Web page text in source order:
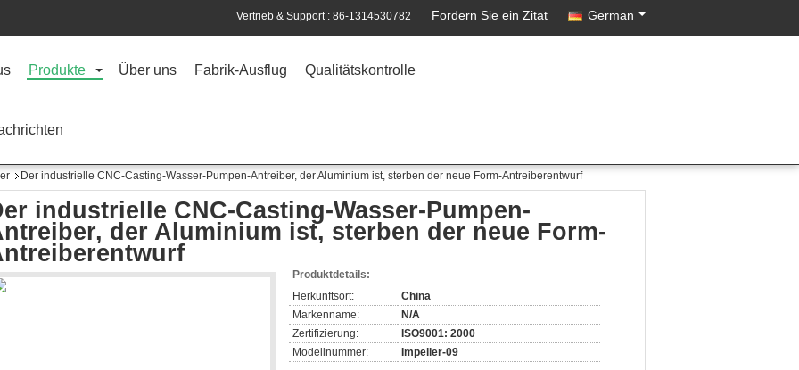
Vertrieb & Support : 86-1314530782 Fordern Sie ein Zitat German
Produkte Über uns Fabrik-Ausflug Qualitätskontrolle
Der industrielle CNC-Casting-Wasser-Pumpen-Antreiber, der Aluminium ist, sterben der neue Form-Antreiberentwurf
industrielle CNC-Casting-Wasser-Pumpen-
der Aluminium ist, sterben der neue Form-
Produktdetails:
Herkunftsort:
China
Markenname:
N/A
Zertifizierung:
ISO9001: 2000
Modellnummer:
Impeller-09